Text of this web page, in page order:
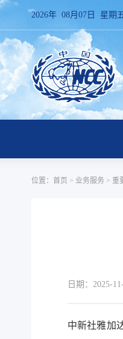
2026年 08月07日 星期
位置： 首页 > 业务服务 > 重
日期：2025-
中新社雅加